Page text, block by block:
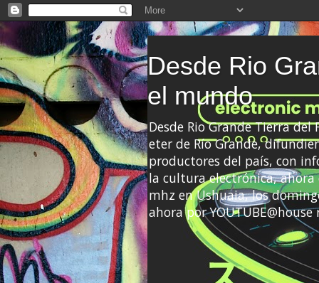
Desde Rio
el mundo
Desde Rio Grande Tierra
eter de Río Grande,
productores del país, con
la cultura electrónica, ahora
mhz en Ushuaia, los
ahora por